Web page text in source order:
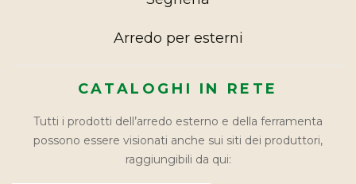
Arredo per esterni
CATALOGHI IN RETE
Tutti i prodotti dell’arredo esterno e della ferramenta
possono essere visionati anche sui siti dei produttori,
raggiungibili da qui: